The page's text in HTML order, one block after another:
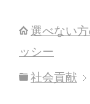
選べない
ッシー
社会貢献